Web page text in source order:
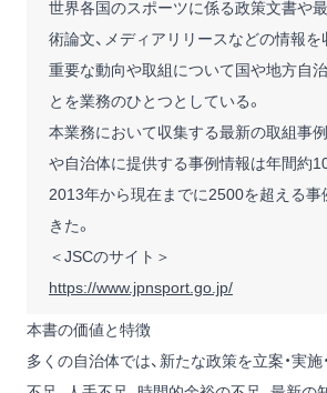
世界各国のスポーツに係る政策文書や
術論文、メディアリリースなどの情報を
重要な動向や取組について国や地方自
とを業務のひとつとしている。
本業務において収集する最新の取組事
や自治体に提供する事例情報は年間約
2013年から現在までに2500を超える事
きた。
＜JSCのサイト＞
https://www.jpnsport.go.jp/
本書の価値と特徴
多くの自治体では、新たな政策を立案・実施